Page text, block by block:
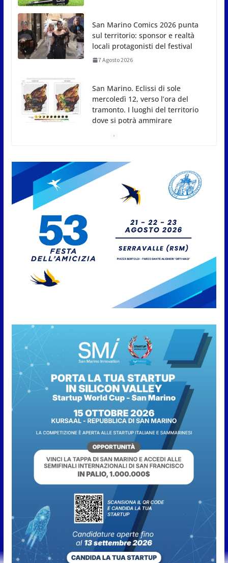
San Marino. Eclissi di sole
mercoledì 12, verso l’ora del
7 Agosto 2026
San Marino, stop agli abbruciamenti di residui
Caccuri celebra Roberto Sergio:
cittadinanza onoraria, chiavi
della città e premio alla carriera
7 Agosto 2026
Anche la FSGC nella nuova
partnership tra FIFA+ e DAZN